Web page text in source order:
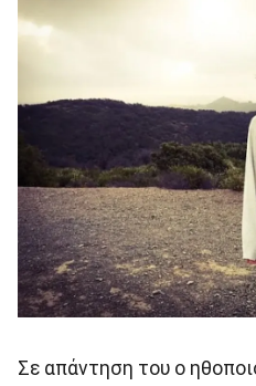
Σε απάντηση του ο